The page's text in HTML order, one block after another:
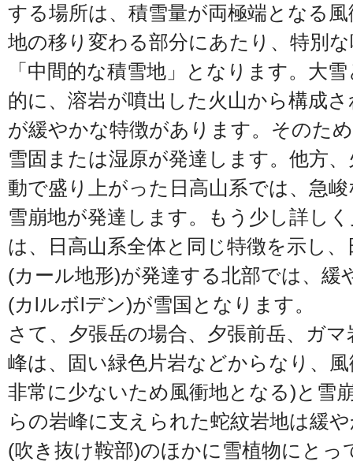
する場所は、積雪量が両極端となる
地の移り変わる部分にあたり、特別
「中間的な積雪地」となります。大
的に、溶岩が噴出した火山から構成
が緩やかな特徴があります。そのた
雪固または湿原が発達します。他方
動で盛り上がった日高山系では、急
雪崩地が発達します。もう少し詳し
は、日高山系全体と同じ特徴を示し
(カール地形)が発達する北部では、緩
(カlルボlデン)が雪国となります。
さて、夕張岳の場合、夕張前岳、ガ
峰は、固い緑色片岩などからなり、
非常に少ないため風衝地となる)と雪
らの岩峰に支えられた蛇紋岩地は緩
(吹き抜け鞍部)のほかに雪植物にとっ